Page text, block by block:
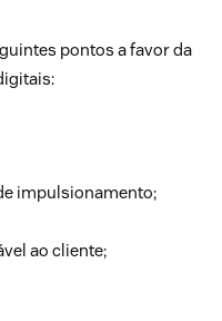
pontos a favor da
impulsionamento;
ao cliente;